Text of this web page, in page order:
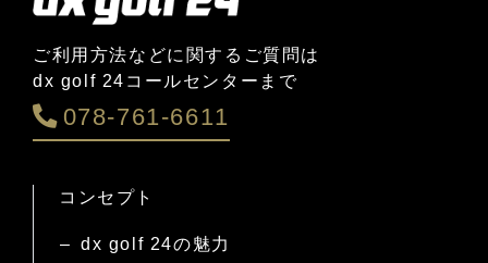
ご利用方法などに関するご質問は
dx golf 24コールセンターまで
078-761-6611
コンセプト
dx golf 24の魅力